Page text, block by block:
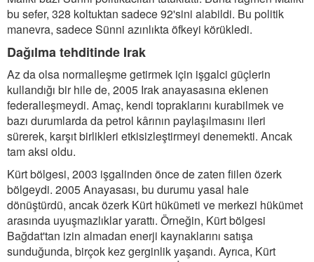
bu sefer, 328 koltuktan sadece 92'sini alabildi. Bu politik
manevra, sadece Sünni azınlıkta öfkeyi körükledi.
Dağılma tehditinde Irak
Az da olsa normalleşme getirmek için işgalci güçlerin
kullandığı bir hile de, 2005 Irak anayasasına eklenen
federalleşmeydi. Amaç, kendi topraklarını kurabilmek ve
bazı durumlarda da petrol kârının paylaşılmasını ileri
sürerek, karşıt birlikleri etkisizleştirmeyi denemekti. Ancak
tam aksi oldu.
Kürt bölgesi, 2003 işgalinden önce de zaten fiilen özerk
bölgeydi. 2005 Anayasası, bu durumu yasal hale
dönüştürdü, ancak özerk Kürt hükümeti ve merkezi hükümet
arasında uyuşmazlıklar yarattı. Örneğin, Kürt bölgesi
Bağdat'tan izin almadan enerji kaynaklarını satışa
sunduğunda, birçok kez gerginlik yaşandı. Ayrıca, Kürt